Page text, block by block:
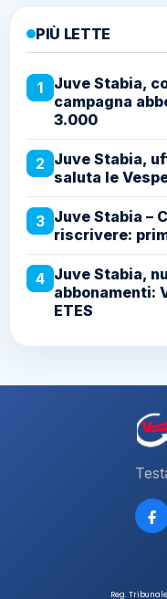
PIÙ LETTE
1
Juve Stabia,
campagna
3.000
2 Juve Stabia,
saluta le
3 Juve Stabia –
riscrivere:
4 Juve Stabia,
abbonamenti:
ETES
Reg.